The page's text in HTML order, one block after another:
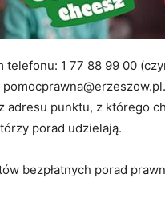
1 77 88 99 00
punktu, z którego
porad udzielają.
bezpłatnych porad